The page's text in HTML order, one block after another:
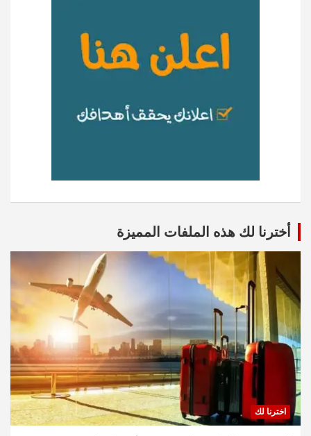
أخترنا لك هذه الملفات المميزة
اخترنا لك